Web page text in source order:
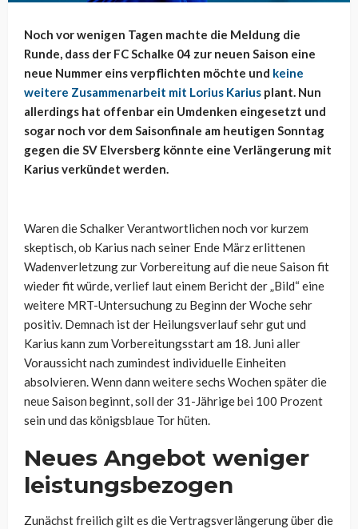
Noch vor wenigen Tagen machte die Meldung die
Runde, dass der FC Schalke 04 zur neuen Saison eine
neue Nummer eins verpflichten möchte und keine
weitere Zusammenarbeit mit Lorius Karius plant. Nun
allerdings hat offenbar ein Umdenken eingesetzt und
sogar noch vor dem Saisonfinale am heutigen Sonntag
gegen die SV Elversberg könnte eine Verlängerung mit
Karius verkündet werden.
Waren die Schalker Verantwortlichen noch vor kurzem
skeptisch, ob Karius nach seiner Ende März erlittenen
Wadenverletzung zur Vorbereitung auf die neue Saison fit
wieder fit würde, verlief laut einem Bericht der „Bild“ eine
weitere MRT-Untersuchung zu Beginn der Woche sehr
positiv. Demnach ist der Heilungsverlauf sehr gut und
Karius kann zum Vorbereitungsstart am 18. Juni aller
Voraussicht nach zumindest individuelle Einheiten
absolvieren. Wenn dann weitere sechs Wochen später die
neue Saison beginnt, soll der 31-Jährige bei 100 Prozent
sein und das königsblaue Tor hüten.
Neues Angebot weniger
leistungsbezogen
Zunächst freilich gilt es die Vertragsverlängerung über die